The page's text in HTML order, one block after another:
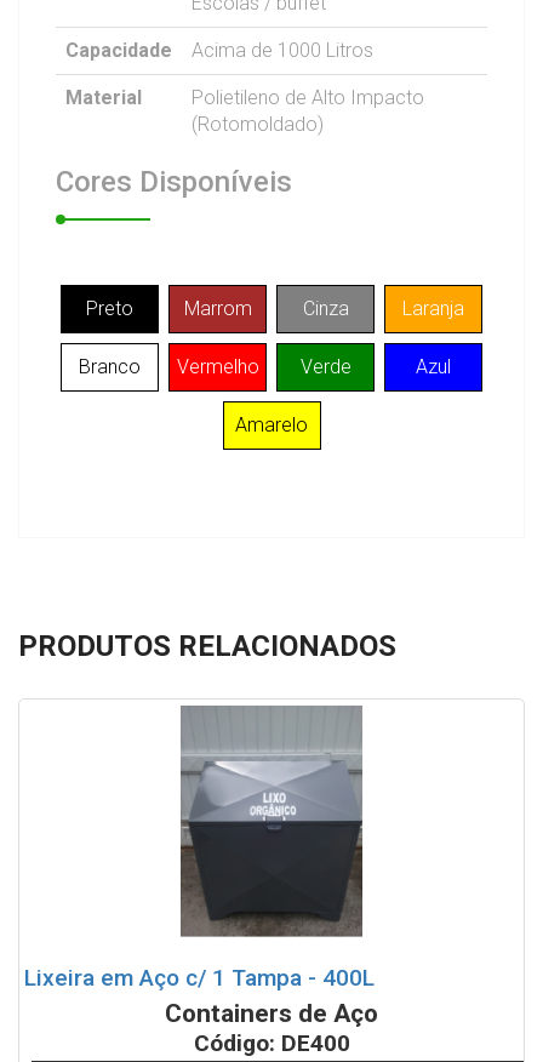
Capacidade Acima de 1000 Litros
Material
Polietileno de Alto Impacto
(Rotomoldado)
Cores Disponíveis
Preto Marrom Cinza Laranja
Branco Vermelho Verde Azul
Amarelo
PRODUTOS RELACIONADOS
Lixeira em Aço c/ 1 Tampa - 400L
Containers de Aço
Código: DE400